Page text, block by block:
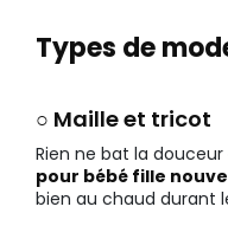
Types de
○ Maille et tricot
Rien ne bat la douceur
pour bébé fille
bien au chaud durant